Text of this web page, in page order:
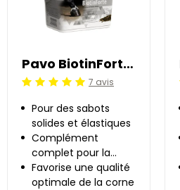
Pavo BiotinForte 3 kg
Jugement:5 /57 avis
Pour des sabots
solides et élastiques
Complément
complet pour la
santé des sabots
Favorise une qualité
optimale de la corne